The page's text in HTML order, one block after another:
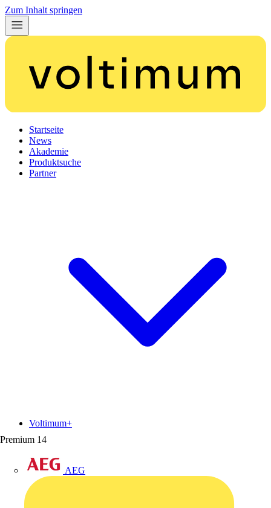
Zum Inhalt springen
Startseite
News
Akademie
Produktsuche
Partner
Premium 14
AEG
Voltimum+